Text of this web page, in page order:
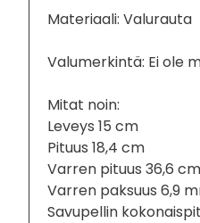
Materiaali: Valurauta
Valumerkintä: Ei ole
Mitat noin:
Leveys 15 cm
Pituus 18,4 cm
Varren pituus 36,6 cm
Varren paksuus 6,9
Savupellin